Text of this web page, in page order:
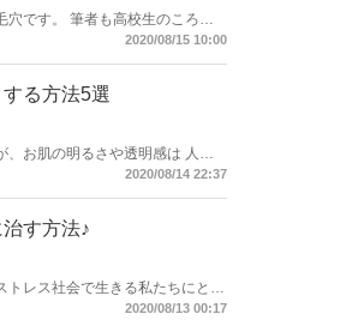
穴です。 筆者も高校生のころか
ッグストアでいろんな化粧品を
2020/08/15 10:00
る方法5選
、お肌の明るさや透明感は 人の
でも、「焼けやすいし・・・」
2020/08/14 22:37
す方法♪
トレス社会で生きる私たちにとっ
法が浸透しつつあります。それ
2020/08/13 00:17